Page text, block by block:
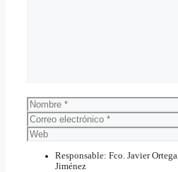
Nombre
Correo
electrónico
Web
Responsable: Fco. Javier Ortega
Jiménez